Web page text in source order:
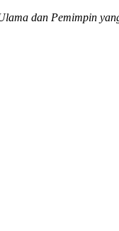
dan Pemimpin